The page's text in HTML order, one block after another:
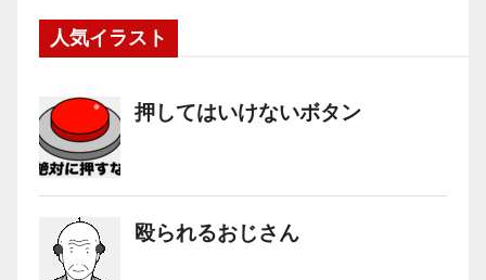
人気イラスト